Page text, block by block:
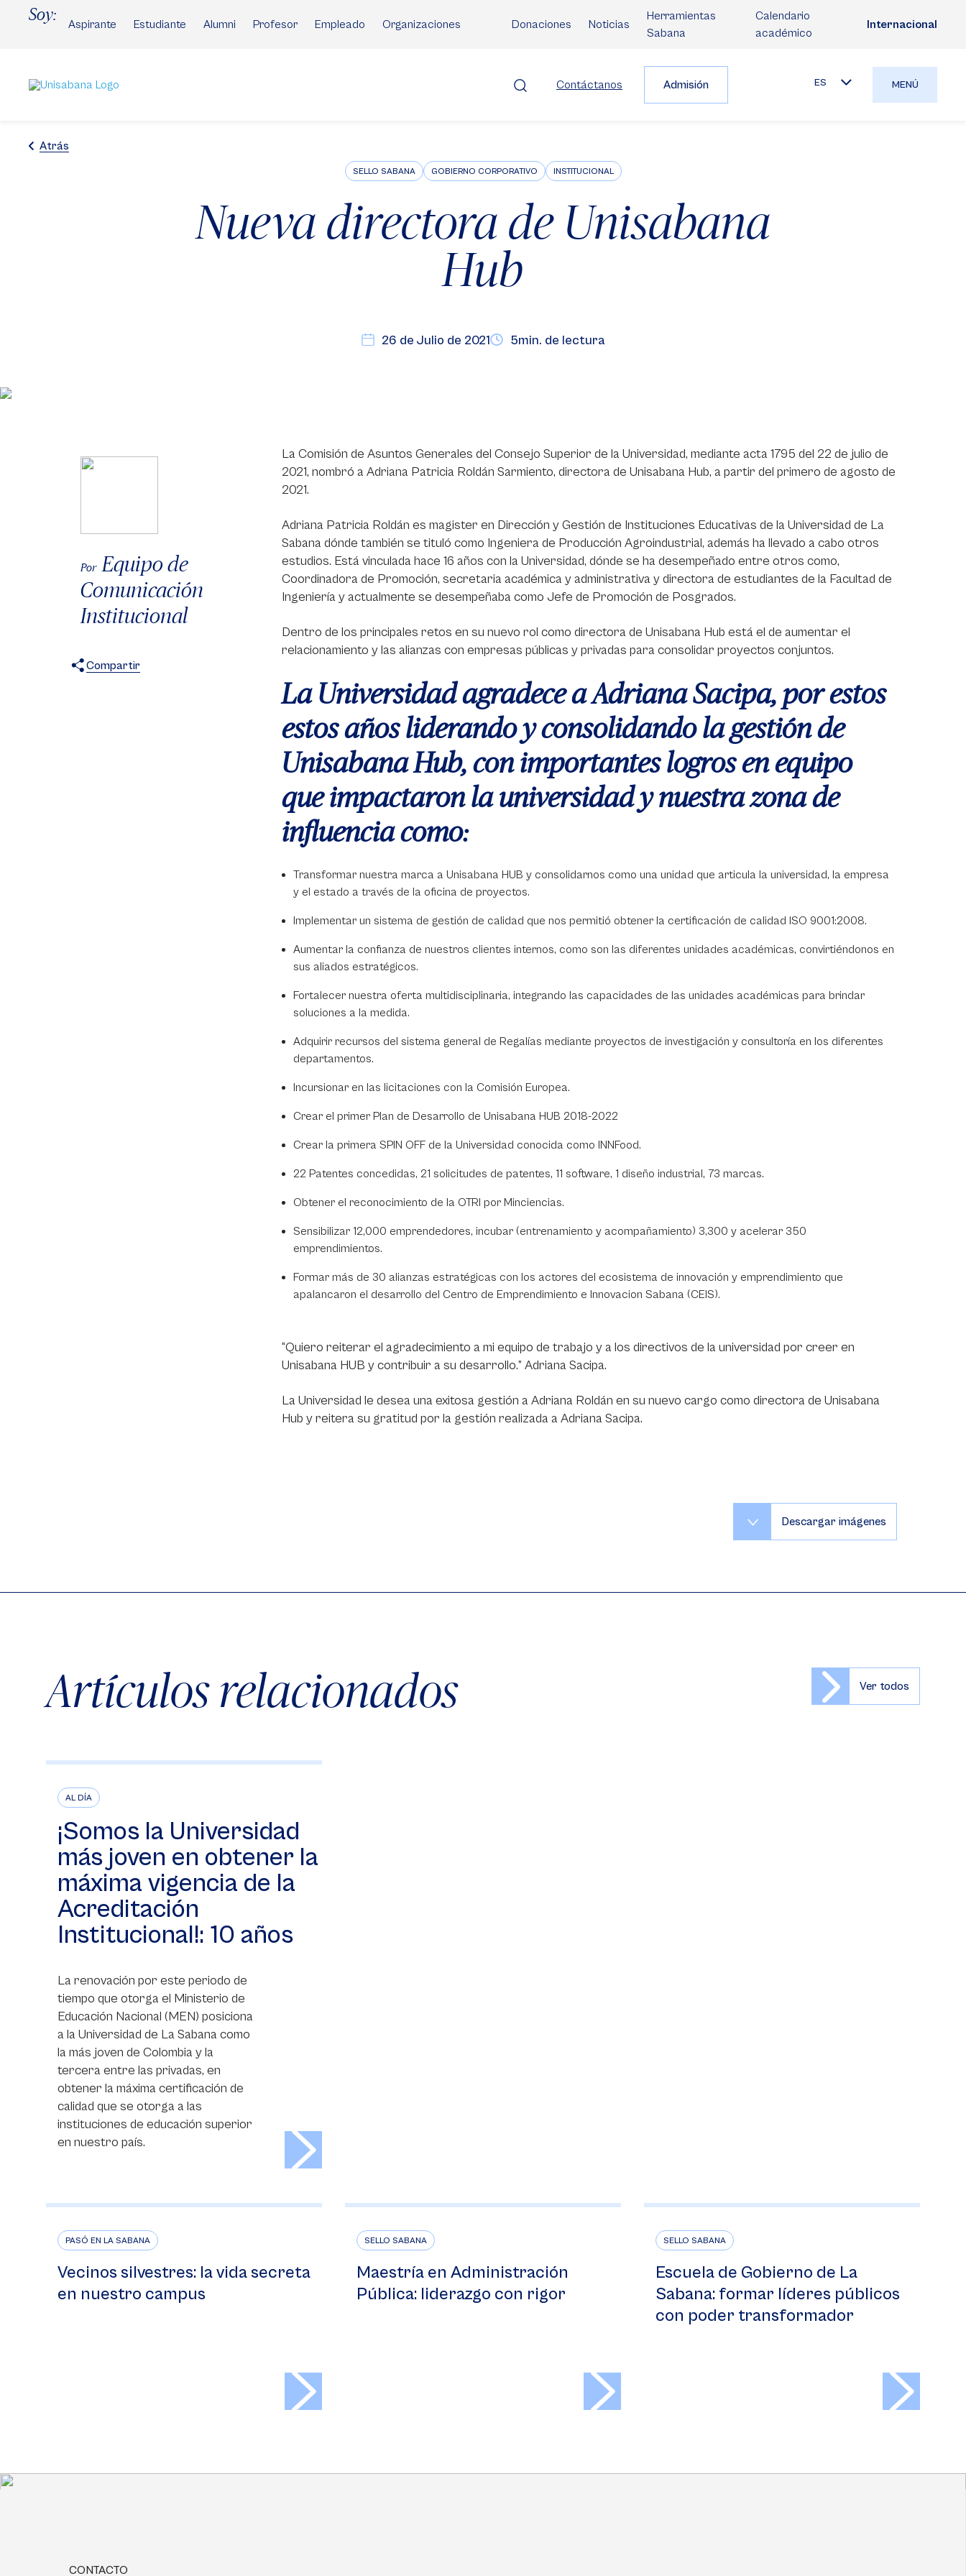
Soy:
Aspirante Estudiante Alumni Profesor Empleado Organizaciones Donaciones Noticias
Herramientas
Sabana
Calendario
académico
Internacional
Contáctanos Admisión ES MENÚ
Atrás
SELLO SABANA GOBIERNO CORPORATIVO INSTITUCIONAL
Nueva directora de Unisabana
Hub
26 de Julio de 2021 5min. de lectura
Por Equipo de
Comunicación
Institucional
Compartir
La Comisión de Asuntos Generales del Consejo Superior de la Universidad, mediante acta 1795 del 22 de julio de
2021, nombró a Adriana Patricia Roldán Sarmiento, directora de Unisabana Hub, a partir del primero de agosto de
2021.
Adriana Patricia Roldán es magister en Dirección y Gestión de Instituciones Educativas de la Universidad de La
Sabana dónde también se tituló como Ingeniera de Producción Agroindustrial, además ha llevado a cabo otros
estudios. Está vinculada hace 16 años con la Universidad, dónde se ha desempeñado entre otros como,
Coordinadora de Promoción, secretaria académica y administrativa y directora de estudiantes de la Facultad de
Ingeniería y actualmente se desempeñaba como Jefe de Promoción de Posgrados.
Dentro de los principales retos en su nuevo rol como directora de Unisabana Hub está el de aumentar el
relacionamiento y las alianzas con empresas públicas y privadas para consolidar proyectos conjuntos.
La Universidad agradece a Adriana Sacipa, por estos
estos años liderando y consolidando la gestión de
Unisabana Hub, con importantes logros en equipo
que impactaron la universidad y nuestra zona de
influencia como:
Transformar nuestra marca a Unisabana HUB y consolidarnos como una unidad que articula la universidad, la empresa
y el estado a través de la oficina de proyectos.
Implementar un sistema de gestión de calidad que nos permitió obtener la certificación de calidad ISO 9001:2008.
Aumentar la confianza de nuestros clientes internos, como son las diferentes unidades académicas, convirtiéndonos en
sus aliados estratégicos.
Fortalecer nuestra oferta multidisciplinaria, integrando las capacidades de las unidades académicas para brindar
soluciones a la medida.
Adquirir recursos del sistema general de Regalías mediante proyectos de investigación y consultoría en los diferentes
departamentos.
Incursionar en las licitaciones con la Comisión Europea.
Crear el primer Plan de Desarrollo de Unisabana HUB 2018-2022
Crear la primera SPIN OFF de la Universidad conocida como INNFood.
22 Patentes concedidas, 21 solicitudes de patentes, 11 software, 1 diseño industrial, 73 marcas.
Obtener el reconocimiento de la OTRI por Minciencias.
Sensibilizar 12,000 emprendedores, incubar (entrenamiento y acompañamiento) 3,300 y acelerar 350
emprendimientos.
Formar más de 30 alianzas estratégicas con los actores del ecosistema de innovación y emprendimiento que
apalancaron el desarrollo del Centro de Emprendimiento e Innovacion Sabana (CEIS).
“Quiero reiterar el agradecimiento a mi equipo de trabajo y a los directivos de la universidad por creer en
Unisabana HUB y contribuir a su desarrollo.” Adriana Sacipa.
La Universidad le desea una exitosa gestión a Adriana Roldán en su nuevo cargo como directora de Unisabana
Hub y reitera su gratitud por la gestión realizada a Adriana Sacipa.
Descargar imágenes
Artículos relacionados Ver todos
AL DÍA
¡Somos la Universidad
más joven en obtener la
máxima vigencia de la
Acreditación
Institucional!: 10 años
La renovación por este periodo de
tiempo que otorga el Ministerio de
Educación Nacional (MEN) posiciona
a la Universidad de La Sabana como
la más joven de Colombia y la
tercera entre las privadas, en
obtener la máxima certificación de
calidad que se otorga a las
instituciones de educación superior
en nuestro país.
PASÓ EN LA SABANA
Vecinos silvestres: la vida secreta
en nuestro campus
SELLO SABANA
Maestría en Administración
Pública: liderazgo con rigor
SELLO SABANA
Escuela de Gobierno de La
Sabana: formar líderes públicos
con poder transformador
CONTACTO